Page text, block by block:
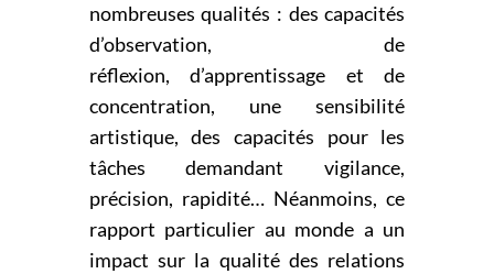
nombreuses qualités : des capacités
d’observation, de
réflexion,d’apprentissage et de
concentration, une sensibilité
artistique, des capacités pour les
tâches demandantvigilance,
précision, rapidité… Néanmoins, ce
rapport particulier au monde a un
impact sur la qualité des relations